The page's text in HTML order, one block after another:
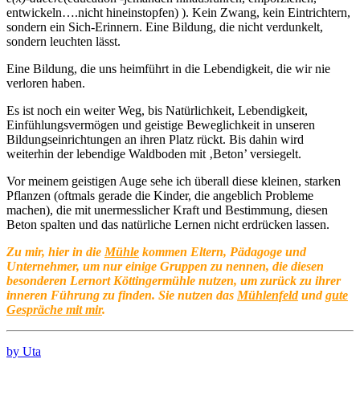
entwickeln….nicht hineinstopfen) ). Kein Zwang, kein Eintrichtern,
sondern ein Sich-Erinnern. Eine Bildung, die nicht verdunkelt,
sondern leuchten lässt.
Eine Bildung, die uns heimführt in die Lebendigkeit, die wir nie
verloren haben.
Es ist noch ein weiter Weg, bis Natürlichkeit, Lebendigkeit,
Einfühlungsvermögen und geistige Beweglichkeit in unseren
Bildungseinrichtungen an ihren Platz rückt. Bis dahin wird
weiterhin der lebendige Waldboden mit ‚Beton’ versiegelt.
Vor meinem geistigen Auge sehe ich überall diese kleinen, starken
Pflanzen (oftmals gerade die Kinder, die angeblich Probleme
machen), die mit unermesslicher Kraft und Bestimmung, diesen
Beton spalten und das natürliche Lernen nicht erdrücken lassen.
Zu mir, hier in die Mühle kommen Eltern, Pädagoge und
Unternehmer, um nur einige Gruppen zu nennen, die diesen
besonderen Lernort Köttingermühle nutzen, um zurück zu ihrer
inneren Führung zu finden. Sie nutzen das Mühlenfeldundgute
Gespräche mit mir.
by Uta